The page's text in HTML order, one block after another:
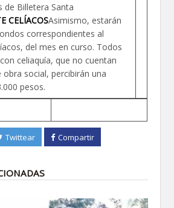
de Billetera Santa
CELÍACOSAsimismo, estarán
correspondientes al
del mes en curso. Todos
celiaquía, que no cuentan
social, percibirán una
pesos.
Twittear Compartir